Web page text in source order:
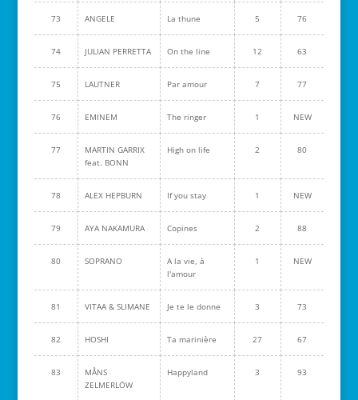
73 ANGELE La thune 5 76
74 JULIAN PERRETTA On the line 12 63
75 LAUTNER Par amour 7 77
76 EMINEM The ringer 1 NEW
77
MARTIN GARRIX
feat. BONN
High on life 2 80
78 ALEX HEPBURN If you stay 1 NEW
79 AYA NAKAMURA Copines 2 88
80 SOPRANO
A la vie, à
l'amour
1 NEW
81 VITAA & SLIMANE Je te le donne 3 73
82 HOSHI Ta marinière 27 67
83
MÅNS
ZELMERLÖW
Happyland 3 93